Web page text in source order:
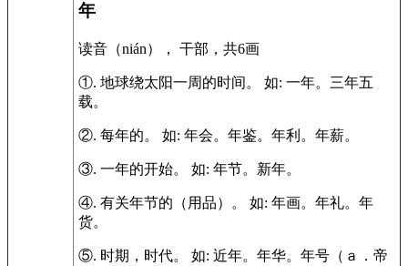
年
读音（nián）， 干部，共6画
①. 地球绕太阳一周的时间。 如: 一年。三年五
载。
②. 每年的。 如: 年会。年鉴。年利。年薪。
③. 一年的开始。 如: 年节。新年。
④. 有关年节的（用品）。 如: 年画。年礼。年
货。
⑤. 时期，时代。 如: 近年。年华。年号（ａ．帝